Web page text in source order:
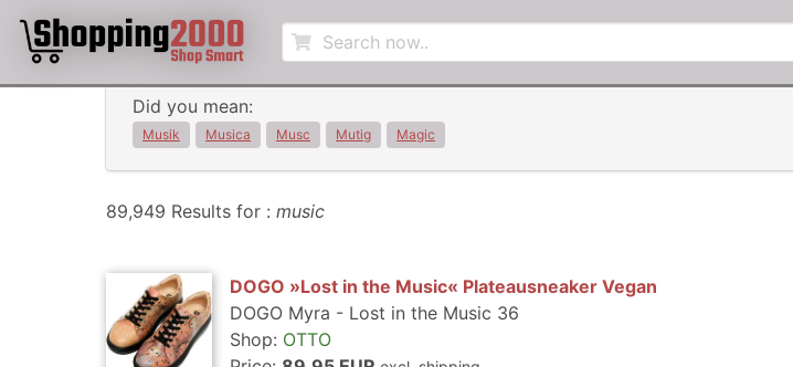
Did you mean:
Musik Musica Musc Mutig Magic
89,949 Results for : music
DOGO »Lost in the Music« Plateausneaker Vegan
DOGO Myra - Lost in the Music 36
Shop: OTTO